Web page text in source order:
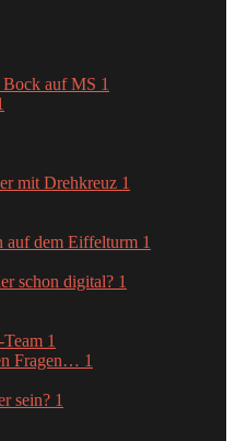
Bock auf MS 1
mit Drehkreuz 1
auf dem Eiffelturm 1
schon digital? 1
1
Fragen… 1
sein? 1